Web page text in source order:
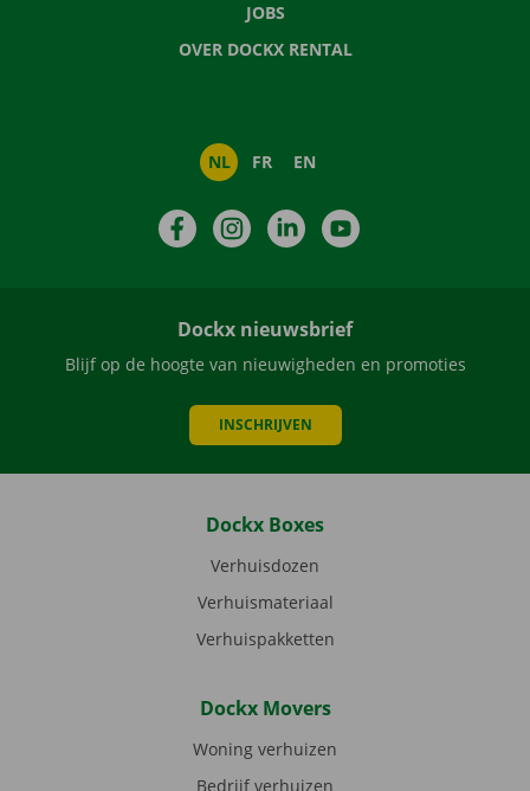
JOBS
OVER DOCKX RENTAL
NL FR EN
FacebookInstagramLinkedIn
Dockx nieuwsbrief
Blijf op de hoogte van nieuwigheden en promoties
INSCHRIJVEN
Dockx Boxes
Verhuisdozen
Verhuismateriaal
Verhuispakketten
Dockx Movers
Woning verhuizen
Bedrijf verhuizen